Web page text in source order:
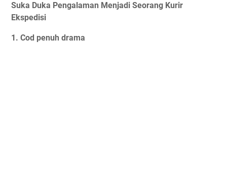
Suka Duka Pengalaman Menjadi Seorang Kurir
Ekspedisi
1. Cod penuh drama